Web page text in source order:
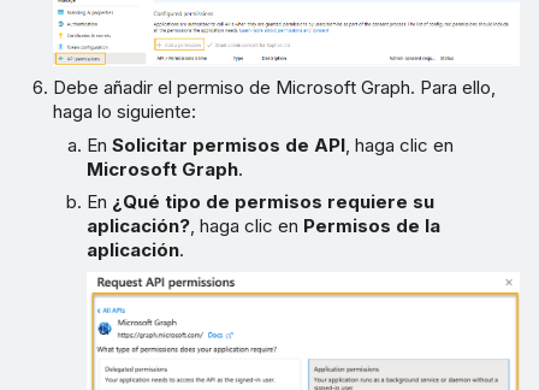
Debe añadir el permiso de Microsoft Graph. Para ello,
haga lo siguiente:
EnSolicitar permisos de API , haga clic en
Microsoft Graph.
En ¿Qué tipo de permisos requiere su
aplicación?, haga clic en Permisos de la
aplicación.